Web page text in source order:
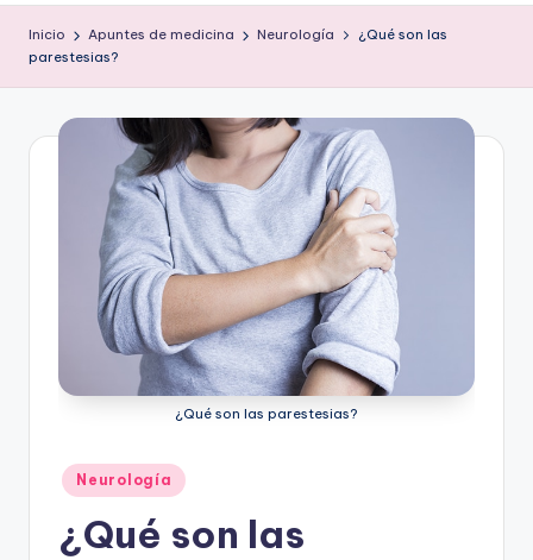
o
m
estudio,
Inicio Apuntes de medicina Neurología
¿Qué son las
parestesias?
¿Qué son las parestesias?
Publicado
en
Neurología
¿Qué son las